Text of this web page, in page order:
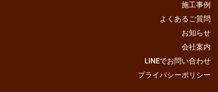
施工事例
よくあるご質問
お知らせ
会社案内
LINEでお問い合わせ
プライバシーポリシー